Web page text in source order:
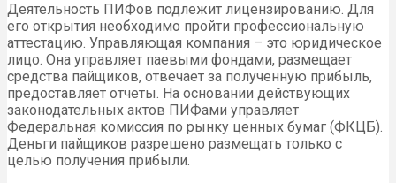
Деятельность ПИФов подлежит лицензированию. Для
его открытия необходимо пройти профессиональную
аттестацию. Управляющая компания – это юридическое
лицо. Она управляет паевыми фондами, размещает
средства пайщиков, отвечает за полученную прибыль,
предоставляет отчеты. На основании действующих
законодательных актов ПИФами управляет
Федеральная комиссия по рынку ценных бумаг (ФКЦБ).
Деньги пайщиков разрешено размещать только с
целью получения прибыли.